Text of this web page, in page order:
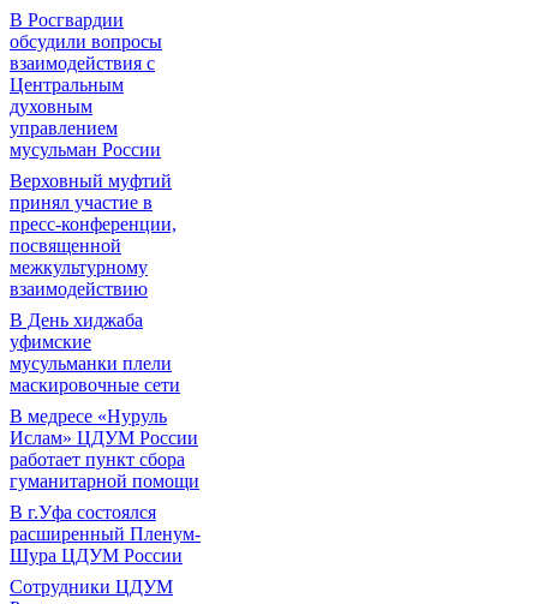
В Росгвардии
обсудили вопросы
взаимодействия с
Центральным
духовным
управлением
мусульман России
Верховный муфтий
принял участие в
пресс-конференции,
посвященной
межкультурному
взаимодействию
В День хиджаба
уфимские
мусульманки плели
маскировочные сети
В медресе «Нуруль
Ислам» ЦДУМ России
работает пункт сбора
гуманитарной помощи
В г.Уфа состоялся
расширенный Пленум-
Шура ЦДУМ России
Сотрудники ЦДУМ